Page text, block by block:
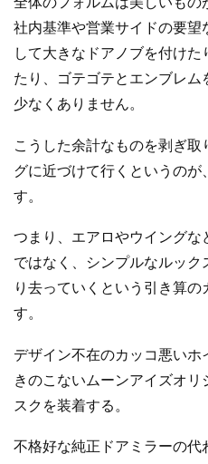
社内基準や営業サイドの要
して大きなドアノブを付け
たり、ゴテゴテとエンブレ
少なくありません。
こうした余計なものを剥ぎ
グに近づけて行くというのが
す。
つまり、エアロやウイング
ではなく、シンプルなルッ
り去っていくという引き算
す。
デザイン不在のカッコ悪い
きのこないムーンアイズオ
スクを装着する。
不格好な純正ドアミラーの